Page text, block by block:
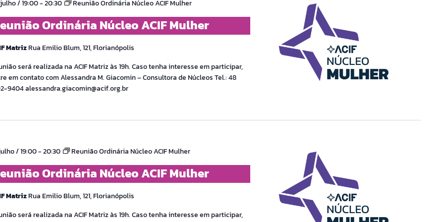
/ 19:00-20:30 Reunião Ordinária Núcleo ACIF Mulher
Ordinária Núcleo ACIF Mulher
MatrizRua Emilio Blum, 121, Florianópolis
será realizada na ACIF Matriz às 19h. Caso tenha interesse em participar,
em contato com Alessandra M. Giacomin – Consultora de Núcleos Tel.: 48
9404 alessandra.giacomin@acif.org.br
/ 19:00-20:30 Reunião Ordinária Núcleo ACIF Mulher
Ordinária Núcleo ACIF Mulher
MatrizRua Emilio Blum, 121, Florianópolis
será realizada na ACIF Matriz às 19h. Caso tenha interesse em participar,